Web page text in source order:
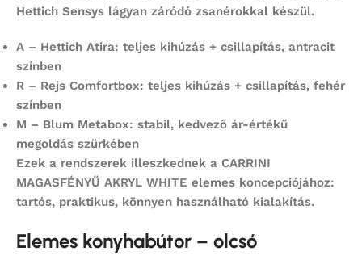
Hettich Sensys lágyan záródó zsanérokkal készül.
A – Hettich Atira: teljes kihúzás + csillapítás, antracit
színben
R – Rejs Comfortbox: teljes kihúzás + csillapítás, fehér
színben
M – Blum Metabox: stabil, kedvező ár-értékű
megoldás szürkében
Ezek a rendszerek illeszkednek a CARRINI
MAGASFÉNYŰ AKRYL WHITE elemes koncepciójához:
tartós, praktikus, könnyen használható kialakítás.
Elemes konyhabútor – olcsó